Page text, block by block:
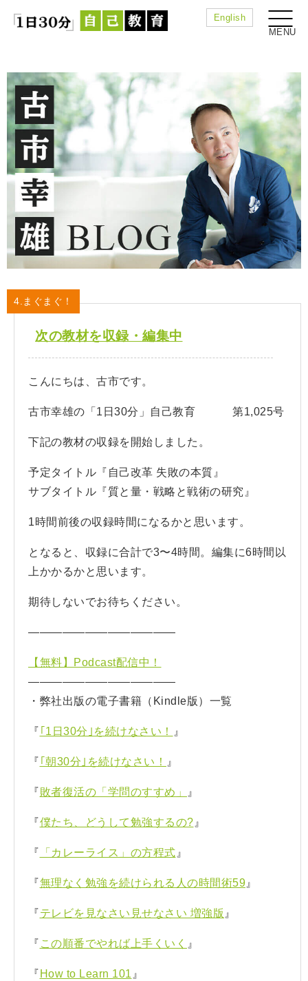
English
4.まぐまぐ！
次の教材を収録・編集中
こんにちは、古市です。
古市幸雄の「1日30分」自己教育 第1,025号
下記の教材の収録を開始しました。
予定タイトル『自己改革 失敗の本質』
サブタイトル『質と量・戦略と戦術の研究』
1時間前後の収録時間になるかと思います。
となると、収録に合計で3〜4時間。編集に6時間以
上かかるかと思います。
期待しないでお待ちください。
—————————————
【無料】Podcast配信中！
—————————————
・弊社出版の電子書籍（Kindle版）一覧
『 ｢1日30分｣を続けなさい！ 』
『 ｢朝30分｣を続けなさい！ 』
『敗者復活の「学問のすすめ」 』
『僕たち、どうして勉強するの? 』
『 「カレーライス」の方程式 』
『無理なく勉強を続けられる人の時間術59 』
『テレビを見なさい見せなさい 増強版 』
『 この順番でやれば上手くいく 』
『 How to Learn 101 』